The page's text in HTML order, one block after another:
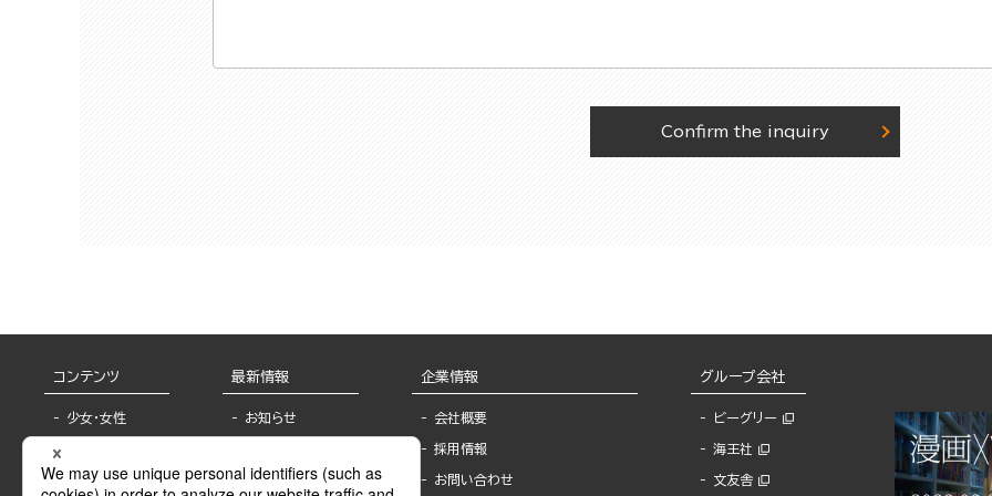
Confirm the inquiry
コンテンツ
少女・女性
BL
最新情報
お知らせ
報
企業情報
会社概要
採用情報
お問い合わせ
グループ会社
ビーグリー
海王社
文友舎